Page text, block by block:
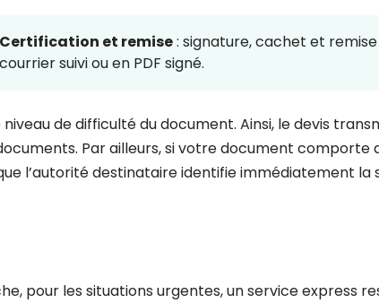
Certification et remise: signature, cachet et
courrier suivi ou en PDF signé.
de difficulté du document. Ainsi, le devis
Par ailleurs, si votre document comporte
l’autorité destinataire identifie immédiatement
pour les situations urgentes, un service express